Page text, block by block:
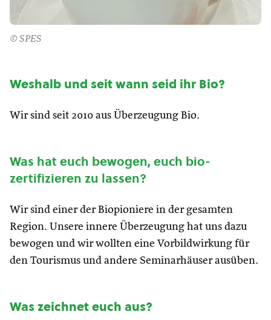
© SPES
Weshalb und seit wann seid ihr Bio?
Wir sind seit 2010 aus Überzeugung Bio.
Was hat euch bewogen, euch bio-
zertifizieren zu lassen?
Wir sind einer der Biopioniere in der gesamten
Region. Unsere innere Überzeugung hat uns dazu
bewogen und wir wollten eine Vorbildwirkung für
den Tourismus und andere Seminarhäuser ausüben.
Was zeichnet euch aus?